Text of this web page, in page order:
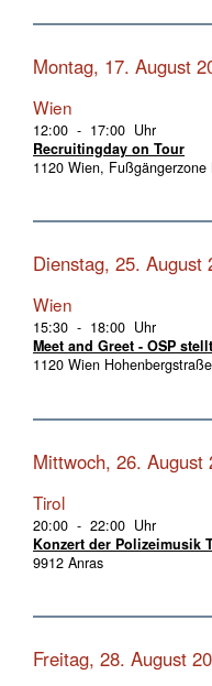
Montag, 17. August
Wien
12:00 - 17:00 Uhr
Recruitingday on Tour
1120 Wien,
Dienstag, 25. August
Wien
15:30 - 18:00 Uhr
Meet and Greet - OSP
1120 Wien
Mittwoch, 26. August
Tirol
20:00 - 22:00 Uhr
Konzert der Polizeimusik
9912 Anras
Freitag, 28. August